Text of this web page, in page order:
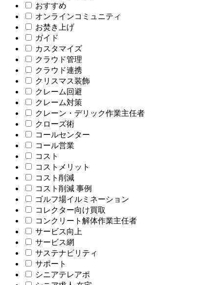
おすすめ
オンラインコミュニティ
お焚き上げ
ガイド
カスタマイズ
クラウド管理
クラウド連携
クリスマス装飾
クレーム回避
クレーム対策
クレーン・デリック作業主任者
クローズ術
コールセンター
コール営業
コスト
コストメリット
コスト削減
コスト削減 事例
ゴルフ場イルミネーション
コレクター向け買取
コンクリート解体作業主任者
サービス向上
サービス網
サステナビリティ
サポート
シニアテレアポ